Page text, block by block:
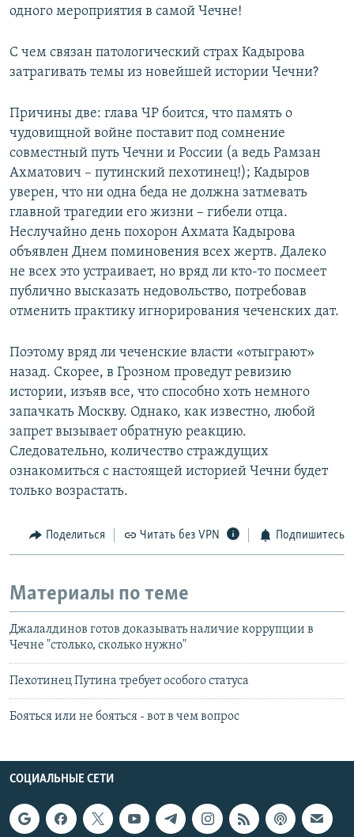
одного мероприятия в самой Чечне!
С чем связан патологический страх Кадырова
затрагивать темы из новейшей истории Чечни?
Причины две: глава ЧР боится, что память о
чудовищной войне поставит под сомнение
совместный путь Чечни и России (а ведь Рамзан
Ахматович – путинский пехотинец!); Кадыров
уверен, что ни одна беда не должна затмевать
главной трагедии его жизни – гибели отца.
Неслучайно день похорон Ахмата Кадырова
объявлен Днем поминовения всех жертв. Далеко
не всех это устраивает, но вряд ли кто-то посмеет
публично высказать недовольство, потребовав
отменить практику игнорирования чеченских дат.
Поэтому вряд ли чеченские власти «отыграют»
назад. Скорее, в Грозном проведут ревизию
истории, изъяв все, что способно хоть немного
запачкать Москву. Однако, как известно, любой
запрет вызывает обратную реакцию.
Следовательно, количество страждущих
ознакомиться с настоящей историей Чечни будет
только возрастать.
Поделиться Читать без VPN Подпишитесь
Материалы по теме
Джалалдинов готов доказывать наличие коррупции в
Чечне "столько, сколько нужно"
Пехотинец Путина требует особого статуса
Бояться или не бояться - вот в чем вопрос
СОЦИАЛЬНЫЕ СЕТИ